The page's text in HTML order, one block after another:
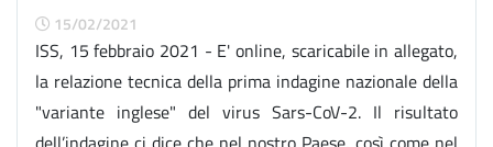
15/02/2021
ISS, 15 febbraio 2021 - E' online, scaricabile in allegato,
la relazione tecnica della prima indagine nazionale della
"variante inglese" del virus Sars-CoV-2. Il risultato